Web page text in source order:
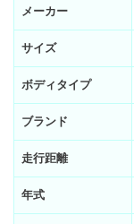
メーカー
サイズ
ボディタイプ
ブランド
走行距離
年式